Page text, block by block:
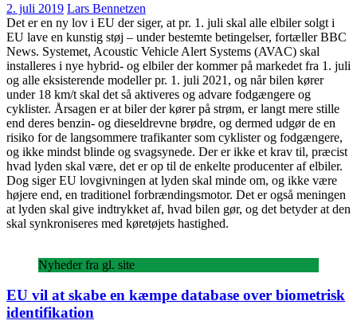
2. juli 2019 Lars Bennetzen
Det er en ny lov i EU der siger, at pr. 1. juli skal alle elbiler solgt i
EU lave en kunstig støj – under bestemte betingelser, fortæller BBC
News. Systemet, Acoustic Vehicle Alert Systems (AVAC) skal
installeres i nye hybrid- og elbiler der kommer på markedet fra 1. juli
og alle eksisterende modeller pr. 1. juli 2021, og når bilen kører
under 18 km/t skal det så aktiveres og advare fodgængere og
cyklister. Årsagen er at biler der kører på strøm, er langt mere stille
end deres benzin- og dieseldrevne brødre, og dermed udgør de en
risiko for de langsommere trafikanter som cyklister og fodgængere,
og ikke mindst blinde og svagsynede. Der er ikke et krav til, præcist
hvad lyden skal være, det er op til de enkelte producenter af elbiler.
Dog siger EU lovgivningen at lyden skal minde om, og ikke være
højere end, en traditionel forbrændingsmotor. Det er også meningen
at lyden skal give indtrykket af, hvad bilen gør, og det betyder at den
skal synkroniseres med køretøjets hastighed.
Nyheder fra gl. site
EU vil at skabe en kæmpe database over biometrisk
identifikation